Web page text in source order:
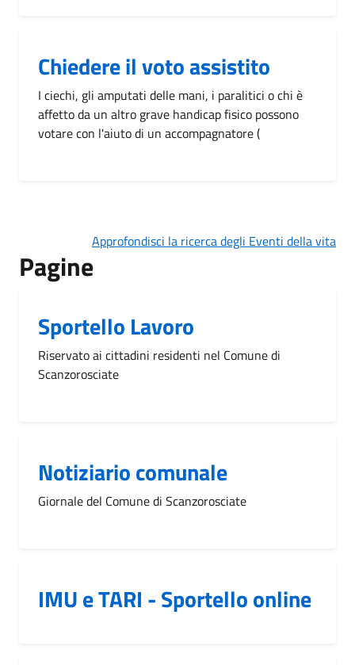
Chiedere il voto assistito
I ciechi, gli amputati delle mani, i paralitici o chi è
affetto da un altro grave handicap fisico possono
votare con l'aiuto di un accompagnatore (
Approfondisci la ricerca degli Eventi della vita
Pagine
Sportello Lavoro
Riservato ai cittadini residenti nel Comune di
Scanzorosciate
Notiziario comunale
Giornale del Comune di Scanzorosciate
IMU e TARI - Sportello online